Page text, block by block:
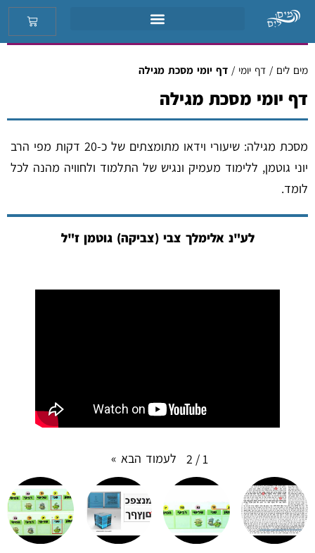
מים לים / דף יומי / דף יומי מסכת מגילה
דף יומי מסכת מגילה
מסכת מגילה: שיעורי וידאו מתומצתים של כ-20 דקות מפי הרב
יוני גוטמן, ללימוד מעמיק ונגיש של התלמוד ולחוויה מהנה לכל
לומד.
לע"נ אלימלך צבי (צביקה) גוטמן ז"ל
1
/
2 לעמוד הבא »